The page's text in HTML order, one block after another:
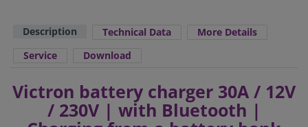
Description Technical Data
More Details
Service
Download
Victron battery charger 30A / 12V
/ 230V | with Bluetooth |